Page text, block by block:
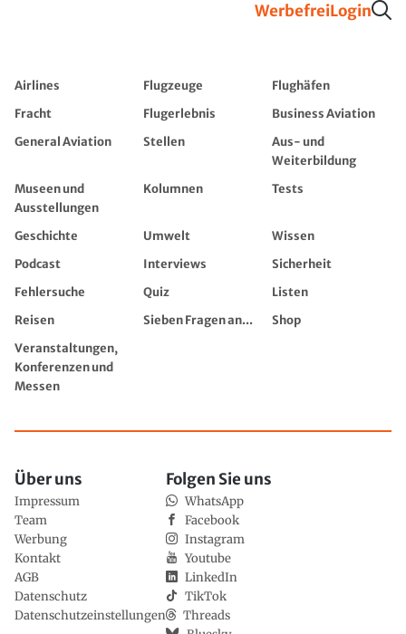
WerbefreiLogin
Airlines Flugzeuge
Flughäfen
Fracht
Flugerlebnis
Business Aviation
General Aviation
Stellen
Aus- und
Weiterbildung
Museen und
Ausstellungen
Kolumnen Tests
Geschichte Umwelt
Wissen
Podcast
Interviews
Sicherheit
Fehlersuche
Quiz
Listen
Reisen
Sieben Fragen an...
Shop
Veranstaltungen,
Konferenzen und
Messen
Über uns
Impressum
Team
Werbung
Kontakt
AGB
Datenschutz
Datenschutzeinstellungen
Folgen Sie uns
WhatsApp
Facebook
Instagram
Youtube
LinkedIn
TikTok
Threads